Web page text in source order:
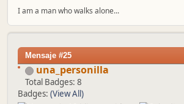
I am a man who walks alone...
Mensaje #25
una_personilla
Total Badges: 8
Badges: (View All)